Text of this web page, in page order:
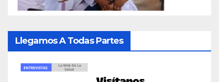
Llegamos A Todas Partes